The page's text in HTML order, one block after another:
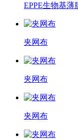
EPPE生物基薄
夹网布
夹网布
夹网布